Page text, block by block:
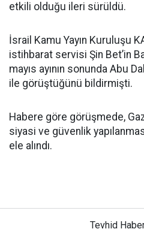
etkili olduğu ileri sürüldü.
İsrail Kamu Yayın Kuruluşu
istihbarat servisi Şin Bet’in
mayıs ayının sonunda Abu
ile görüştüğünü bildirmişti.
Habere göre görüşmede,
siyasi ve güvenlik
ele alındı.
Tevhid